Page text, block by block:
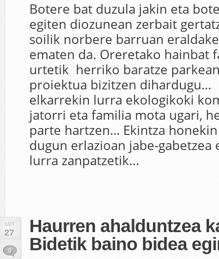
Botere bat duzula jakin eta
egiten diozunean zerbait
soilik norbere barruan
ematen da. Oreretako hainbat
urtetik herriko baratze
proiektua bizitzen
elkarrekin lurra ekologikoki
jatorri eta familia mota ugari,
parte hartzen… Ekintza
dugun erlazioan jabe-gabetzea
lurra zanpatzetik...
UZT
27
0
Haurren ahalduntzea
Bidetik baino bidea